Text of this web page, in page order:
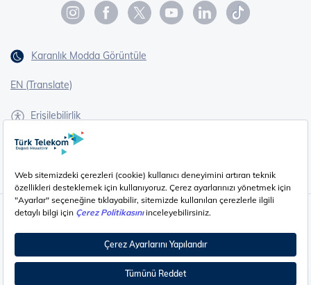
Karanlık Modda Görüntüle
EN (Translate)
Erişilebilirlik
İşaret Dili Çevirisi
Çerez Ayarları